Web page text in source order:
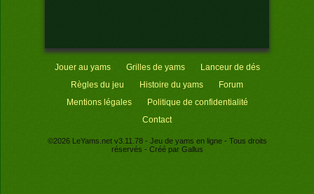
Jouer au yams Grilles de yams
Lanceur de dés
Règles du jeu
Histoire du yams
Forum
Mentions légales
Politique de confidentialité
Contact
©2026 LeYams.net v3.11.78- Jeu de yams en ligne - Tous droits
réservés - Créé par Gallus